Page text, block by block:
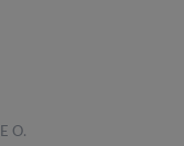
O.